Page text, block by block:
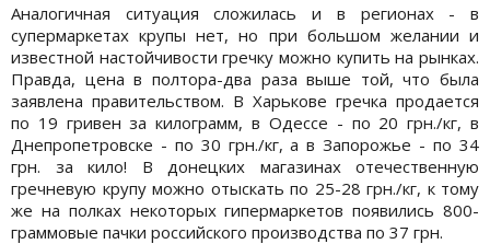
Аналогичная ситуация сложилась и в регионах - в
супермаркетах крупы нет, но при большом желании и
известной настойчивости гречку можно купить на рынках.
Правда, цена в полтора-два раза выше той, что была
заявлена правительством. В Харькове гречка продается
по 19 гривен за килограмм, в Одессе - по 20 грн./кг, в
Днепропетровске - по 30 грн./кг, а в Запорожье - по 34
грн. за кило! В донецких магазинах отечественную
гречневую крупу можно отыскать по 25-28 грн./кг, к тому
же на полках некоторых гипермаркетов появились 800-
граммовые пачки российского производства по 37 грн.